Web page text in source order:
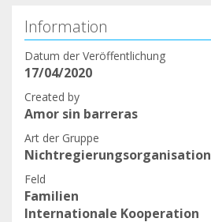
Information
Datum der Veröffentlichung
17/04/2020
Created by
Amor sin barreras
Art der Gruppe
Nichtregierungsorganisation
Feld
Familien
Internationale Kooperation